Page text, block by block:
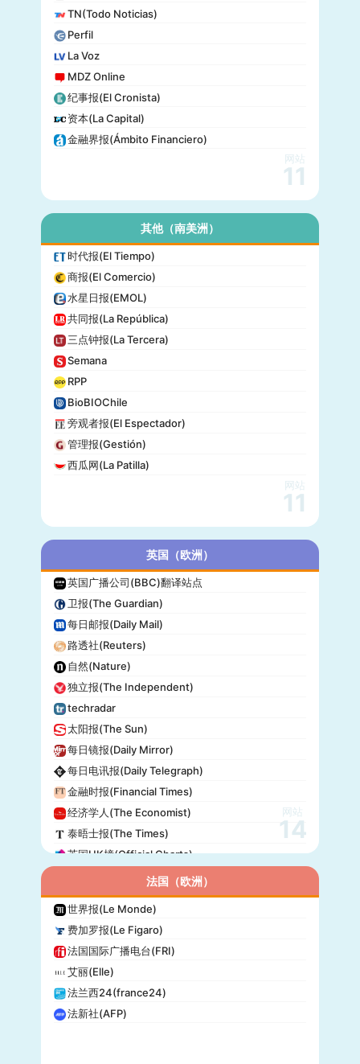
TN(Todo Noticias)
Perfil
La Voz
MDZ Online
纪事报(El Cronista)
资本(La Capital)
金融界报(Ámbito Financiero)
网站
11
其他（南美洲）
时代报(El Tiempo)
商报(El Comercio)
水星日报(EMOL)
共同报(La República)
三点钟报(La Tercera)
Semana
RPP
BioBIOChile
旁观者报(El Espectador)
管理报(Gestión)
西瓜网(La Patilla)
网站
11
英国（欧洲）
英国广播公司(BBC)翻译站点
卫报(The Guardian)
每日邮报(Daily Mail)
路透社(Reuters)
自然(Nature)
独立报(The Independent)
techradar
太阳报(The Sun)
每日镜报(Daily Mirror)
每日电讯报(Daily Telegraph)
金融时报(Financial Times)
经济学人(The Economist)
泰晤士报(The Times)
英国UK榜(Official Charts)
网站
14
法国（欧洲）
世界报(Le Monde)
费加罗报(Le Figaro)
法国国际广播电台(FRI)
艾丽(Elle)
法兰西24(france24)
法新社(AFP)